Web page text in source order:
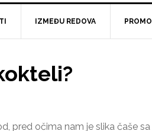
IZMEĐU REDOVA PROMO
pred očima nam je slika čaše sa